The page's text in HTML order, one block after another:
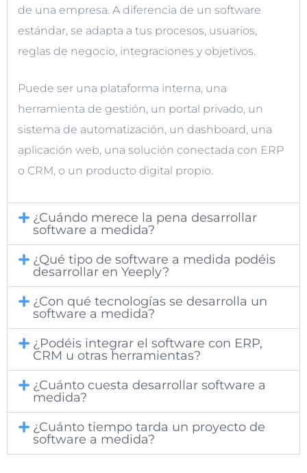
de una empresa. A diferencia de un software
estándar, se adapta a tus procesos, usuarios,
reglas de negocio, integraciones y objetivos.
Puede ser una plataforma interna, una
herramienta de gestión, un portal privado, un
sistema de automatización, un dashboard, una
aplicación web, una solución conectada con ERP
o CRM, o un producto digital propio.
¿Cuándo merece la pena desarrollar
software a medida?
¿Qué tipo de software a medida podéis
desarrollar en Yeeply?
¿Con qué tecnologías se desarrolla un
software a medida?
¿Podéis integrar el software con ERP,
CRM u otras herramientas?
¿Cuánto cuesta desarrollar software a
medida?
¿Cuánto tiempo tarda un proyecto de
software a medida?